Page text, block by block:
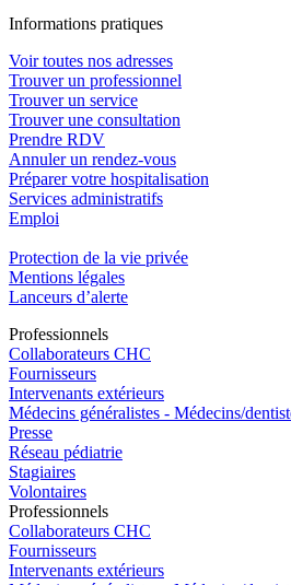
Informations pratiques
Voir toutes nos adresses
Trouver un professionnel
Trouver un service
Trouver une consultation
Prendre RDV
Annuler un rendez-vous
Préparer votre hospitalisation
Services administratifs
Emploi​
Protection de la vie privée
Mentions légales
Lanceurs d’alerte
Professionnels
Collaborateurs CHC
Fournisseurs
Intervenants extérieurs
Médecins généralistes - Médecins/
Presse
Réseau pédiatrie
Stagiaires
Volontaires
Professionnels
Collaborateurs CHC
Fournisseurs
Intervenants extérieurs